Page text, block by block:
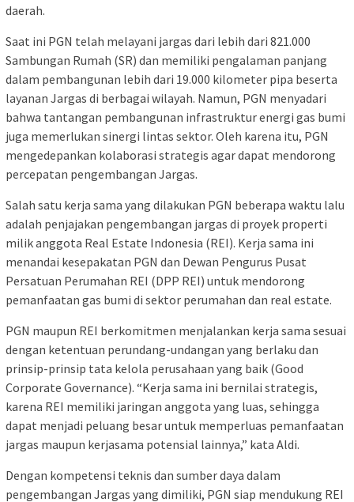
daerah.
Saat ini PGN telah melayani jargas dari lebih dari 821.000
Sambungan Rumah (SR) dan memiliki pengalaman panjang
dalam pembangunan lebih dari 19.000 kilometer pipa beserta
layanan Jargas di berbagai wilayah. Namun, PGN menyadari
bahwa tantangan pembangunan infrastruktur energi gas bumi
juga memerlukan sinergi lintas sektor. Oleh karena itu, PGN
mengedepankan kolaborasi strategis agar dapat mendorong
percepatan pengembangan Jargas.
Salah satu kerja sama yang dilakukan PGN beberapa waktu lalu
adalah penjajakan pengembangan jargas di proyek properti
milik anggota Real Estate Indonesia (REI). Kerja sama ini
menandai kesepakatan PGN dan Dewan Pengurus Pusat
Persatuan Perumahan REI (DPP REI) untuk mendorong
pemanfaatan gas bumi di sektor perumahan dan real estate.
PGN maupun REI berkomitmen menjalankan kerja sama sesuai
dengan ketentuan perundang-undangan yang berlaku dan
prinsip-prinsip tata kelola perusahaan yang baik (Good
Corporate Governance). “Kerja sama ini bernilai strategis,
karena REI memiliki jaringan anggota yang luas, sehingga
dapat menjadi peluang besar untuk memperluas pemanfaatan
jargas maupun kerjasama potensial lainnya,” kata Aldi.
Dengan kompetensi teknis dan sumber daya dalam
pengembangan Jargas yang dimiliki, PGN siap mendukung REI